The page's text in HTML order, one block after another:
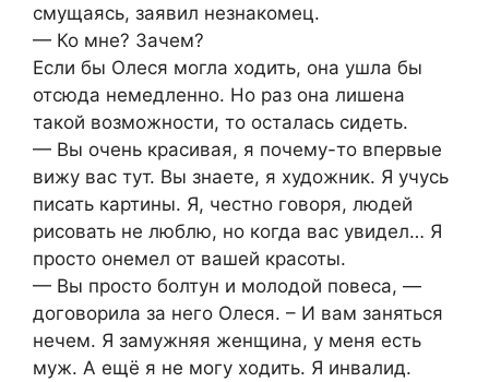
смущаясь, заявил незнакомец.
— Ко мне? Зачем?
Если бы Олеся могла ходить, она ушла бы
отсюда немедленно. Но раз она лишена
такой возможности, то осталась сидеть.
— Вы очень красивая, я почему-то впервые
вижу вас тут. Вы знаете, я художник. Я учусь
писать картины. Я, честно говоря, людей
рисовать не люблю, но когда вас увидел… Я
просто онемел от вашей красоты.
— Вы просто болтун и молодой повеса, —
договорила за него Олеся. – И вам заняться
нечем. Я замужняя женщина, у меня есть
муж. А ещё я не могу ходить. Я инвалид.